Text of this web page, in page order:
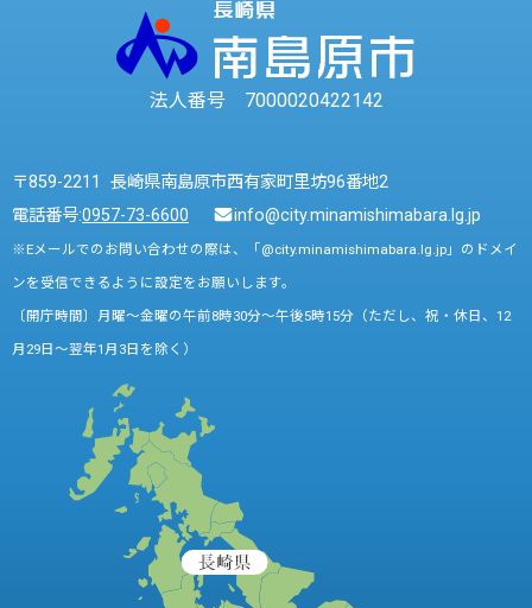
法人番号 7000020422142
〒859-2211 長崎県南島原市西有家町里坊96番地2
電話番号:0957-73-6600 info@city.minamishimabara.lg.jp
※Eメールでのお問い合わせの際は、「@city.minamishimabara.lg.jp」のドメイ
ンを受信できるように設定をお願いします。
〔開庁時間〕月曜～金曜の午前8時30分～午後5時15分（ただし、祝・休日、12
月29日～翌年1月3日を除く）